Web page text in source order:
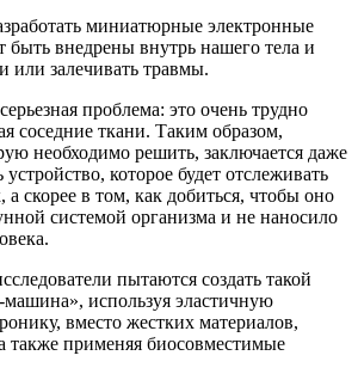
миниатюрные электронные
быть внедрены внутрь нашего тела и
или залечивать травмы.
проблема: это очень трудно
соседние ткани. Таким образом,
необходимо решить, заключается даже
которое будет отслеживать
а скорее в том, как добиться, чтобы оно
системой организма и не наносило
пытаются создать такой
машина», используя эластичную
вместо жестких материалов,
также применяя биосовместимые